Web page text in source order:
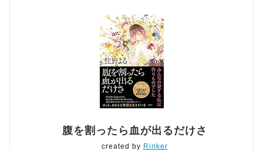
腹を割ったら血が出るだけさ
created by Rinker